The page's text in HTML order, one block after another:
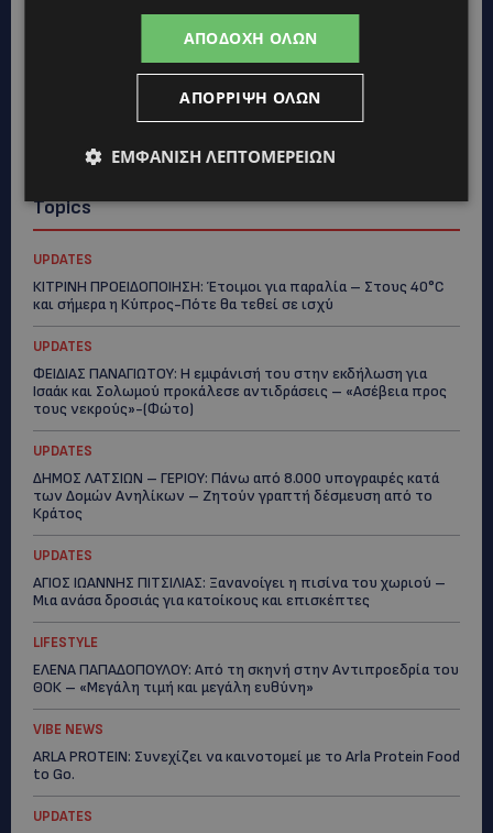
Topics
UPDATES
ΚΙΤΡΙΝΗ ΠΡΟΕΙΔΟΠΟΙΗΣΗ: Έτοιμοι για παραλία – Στους 40°C
και σήμερα η Κύπρος-Πότε θα τεθεί σε ισχύ
UPDATES
ΦΕΙΔΙΑΣ ΠΑΝΑΓΙΩΤΟΥ: Η εμφάνισή του στην εκδήλωση για
Ισαάκ και Σολωμού προκάλεσε αντιδράσεις – «Ασέβεια προς
τους νεκρούς»-(Φώτο)
UPDATES
ΔΗΜΟΣ ΛΑΤΣΙΩΝ – ΓΕΡΙΟΥ: Πάνω από 8.000 υπογραφές κατά
των Δομών Ανηλίκων – Ζητούν γραπτή δέσμευση από το
Κράτος
UPDATES
ΑΓΙΟΣ ΙΩΑΝΝΗΣ ΠΙΤΣΙΛΙΑΣ: Ξανανοίγει η πισίνα του χωριού –
Μια ανάσα δροσιάς για κατοίκους και επισκέπτες
LIFESTYLE
ΕΛΕΝΑ ΠΑΠΑΔΟΠΟΥΛΟΥ: Από τη σκηνή στην Αντιπροεδρία του
ΘΟΚ – «Μεγάλη τιμή και μεγάλη ευθύνη»
VIBE NEWS
ARLA PROTEIN: Συνεχίζει να καινοτομεί με το Arla Protein Food
to Go.
UPDATES
ΑΠΟΔΟΧΉ ΌΛΩΝ
ΑΠΌΡΡΙΨΗ ΌΛΩΝ
ΕΜΦΆΝΙΣΗ ΛΕΠΤΟΜΕΡΕΙΏΝ